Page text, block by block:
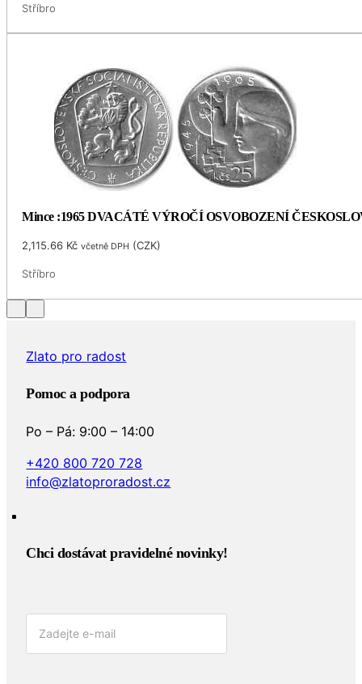
Stříbro
Mince :1965 DVACÁTÉ VÝROČÍ OSVOBOZENÍ
2,115.66 Kč včetně DPH (CZK)
Stříbro
Zlato pro radost
Pomoc a podpora
Po – Pá: 9:00 – 14:00
+420 800 720 728
info@zlatoproradost.cz
Chci dostávat pravidelné novinky!​